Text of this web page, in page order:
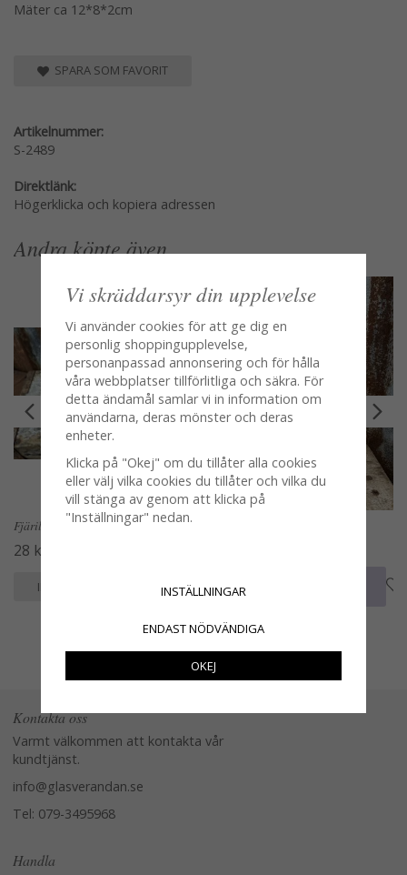
Mäter ca 12*8*2cm
SPARA SOM FAVORIT
Artikelnummer:
S-2489
Direktlänk:
Högerklicka och kopiera adressen
Andra köpte även
Fjäril i porslin att dekorera med
28 kr
INFO INFO
Kontakta oss
Varmt välkommen att kontakta vår
kundtjänst.
info@glasverandan.se
Tel: 079-3495968
Handla
Vi skräddarsyr din upplevelse
Vi använder cookies för att ge dig en
personlig shoppingupplevelse,
personanpassad annonsering och för hålla
våra webbplatser tillförlitliga och säkra. För
detta ändamål samlar vi in information om
användarna, deras mönster och deras
enheter.
Klicka på "Okej" om du tillåter alla cookies
eller välj vilka cookies du tillåter och vilka du
vill stänga av genom att klicka på
"Inställningar" nedan.
INSTÄLLNINGAR
ENDAST NÖDVÄNDIGA
OKEJ